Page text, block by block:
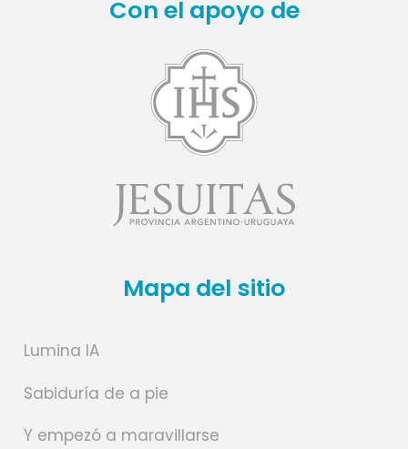
Con el apoyo de
Mapa del sitio
Lumina IA
Sabiduría de a pie
Y empezó a maravillarse